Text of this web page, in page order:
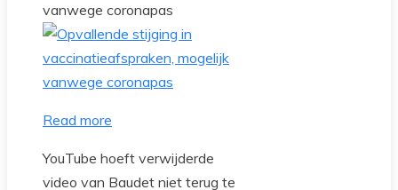
vanwege coronapas
Read more
YouTube hoeft verwijderde
video van Baudet niet terug te